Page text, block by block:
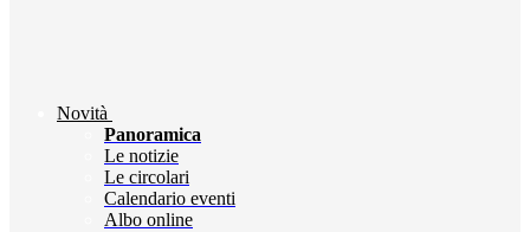
Novità
Panoramica
Le notizie
Le circolari
Calendario eventi
Albo online